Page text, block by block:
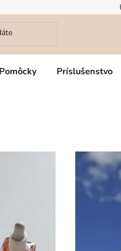
ochrany osobných údajov
Pomôcky Príslušenstvo